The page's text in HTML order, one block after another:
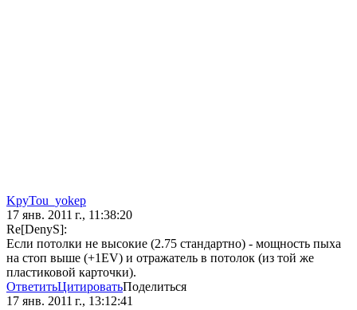
KpyTou_yokep
17 янв. 2011 г., 11:38:20
Re[DenyS]:
Если потолки не высокие (2.75 стандартно) - мощность пыха
на стоп выше (+1EV) и отражатель в потолок (из той же
пластиковой карточки).
ОтветитьЦитироватьПоделиться
17 янв. 2011 г., 13:12:41